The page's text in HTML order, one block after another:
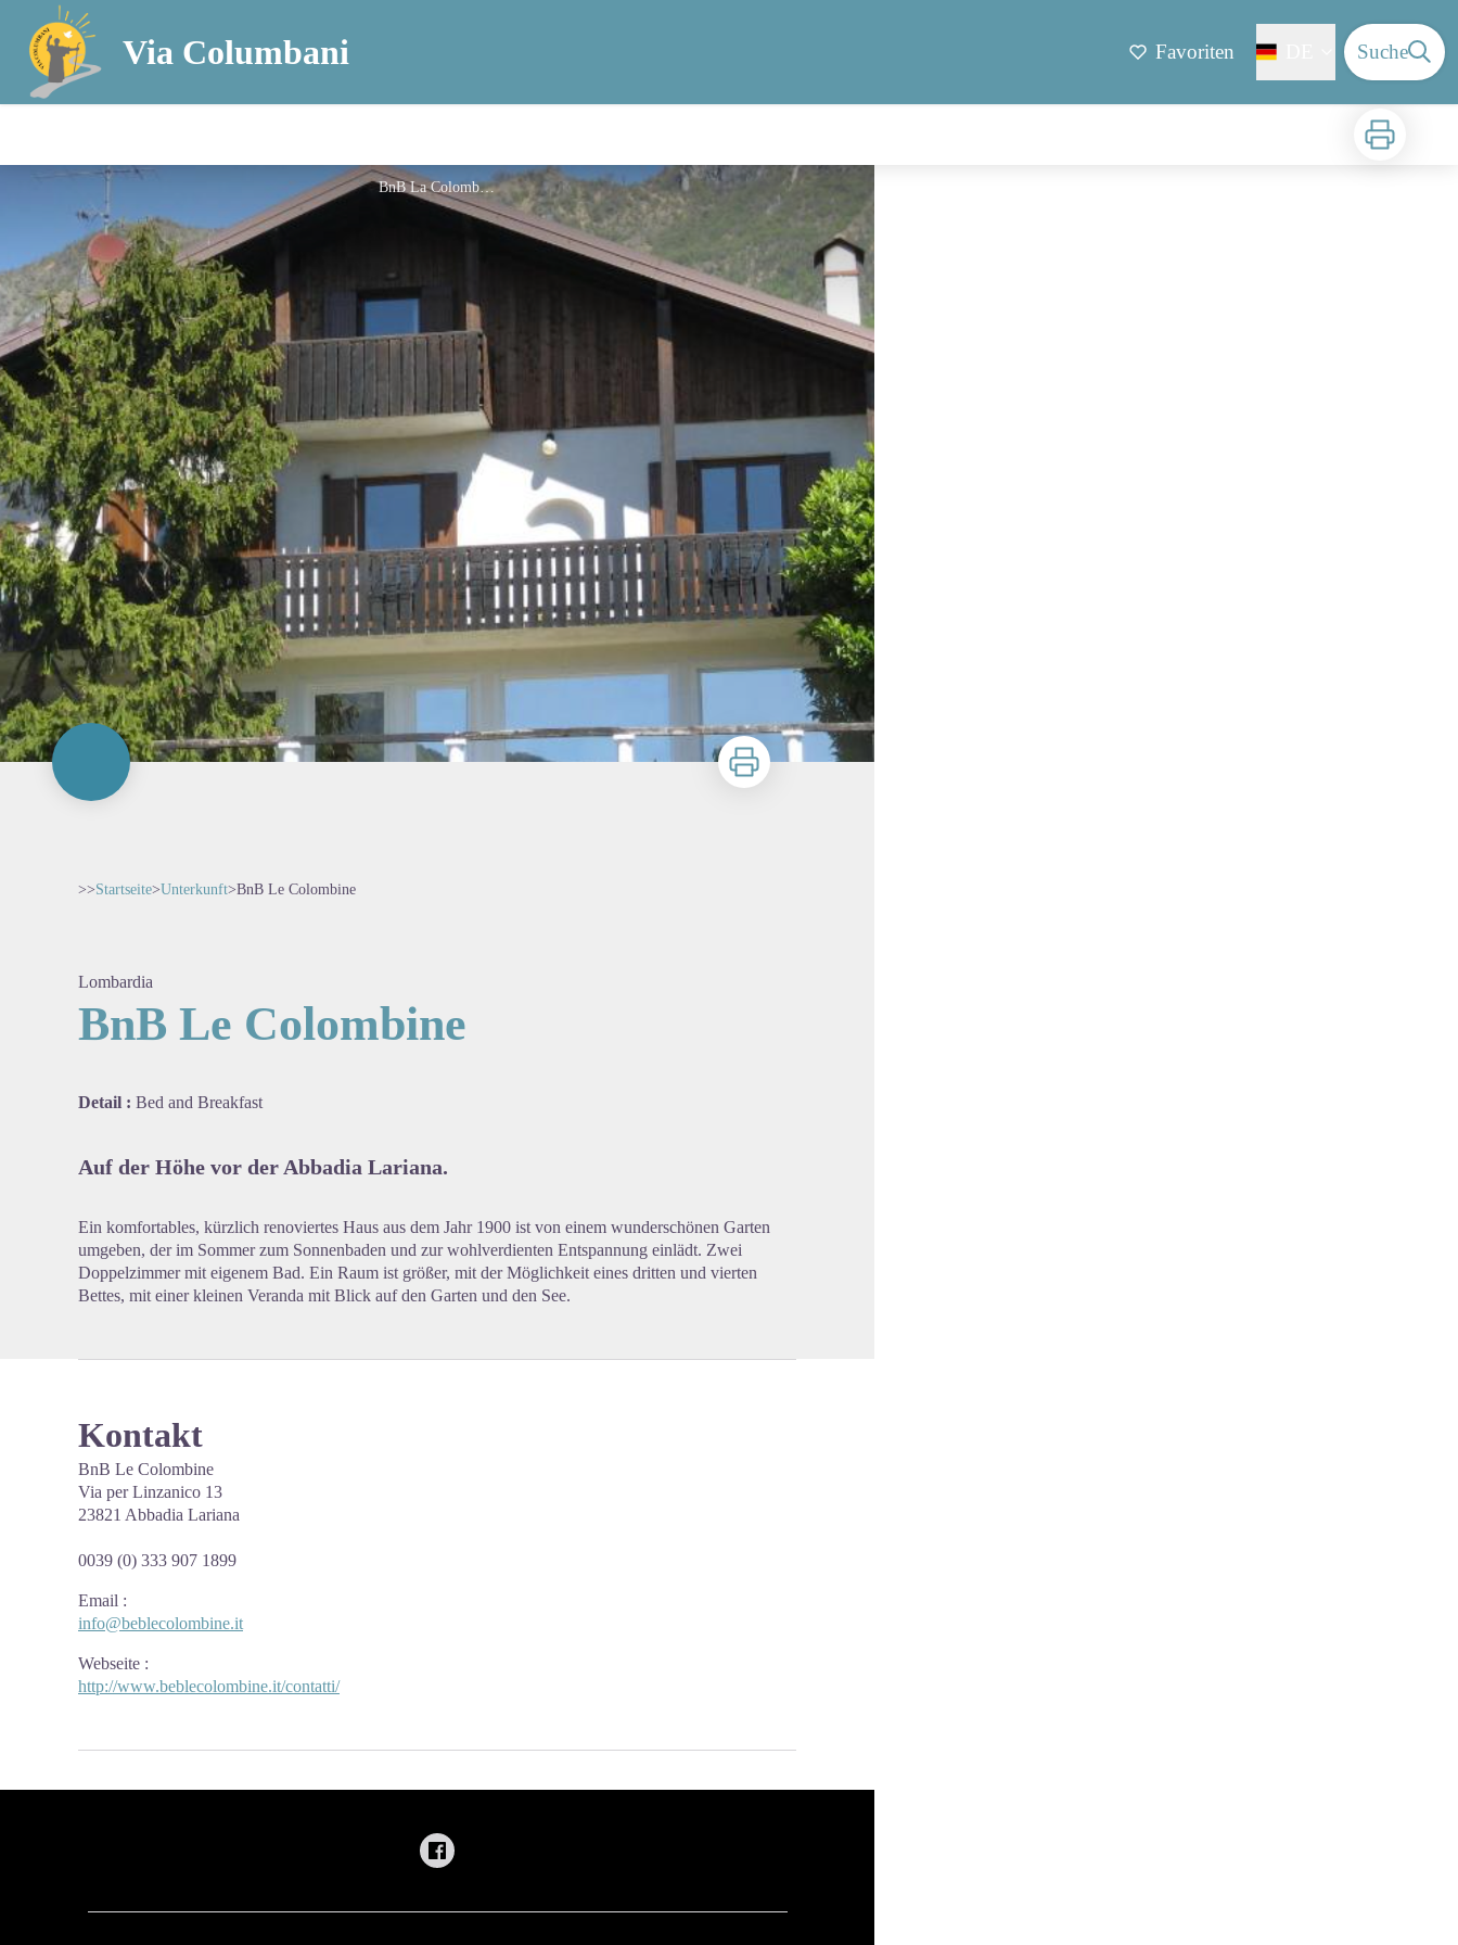
Via Columbani Favoriten Suche
Zu drucken
BnB La Colombine
Zu drucken
>>Startseite>Unterkunft>BnB Le Colombine
Lombardia
BnB Le Colombine
Detail : Bed and Breakfast
Auf der Höhe vor der Abbadia Lariana.
Ein komfortables, kürzlich renoviertes Haus aus dem Jahr 1900 ist von einem wunderschönen Garten
umgeben, der im Sommer zum Sonnenbaden und zur wohlverdienten Entspannung einlädt. Zwei
Doppelzimmer mit eigenem Bad. Ein Raum ist größer, mit der Möglichkeit eines dritten und vierten
Bettes, mit einer kleinen Veranda mit Blick auf den Garten und den See.
Kontakt
BnB Le Colombine
Via per Linzanico 13
23821 Abbadia Lariana
0039 (0) 333 907 1899
Email :
info@beblecolombine.it
Webseite :
http://www.beblecolombine.it/contatti/